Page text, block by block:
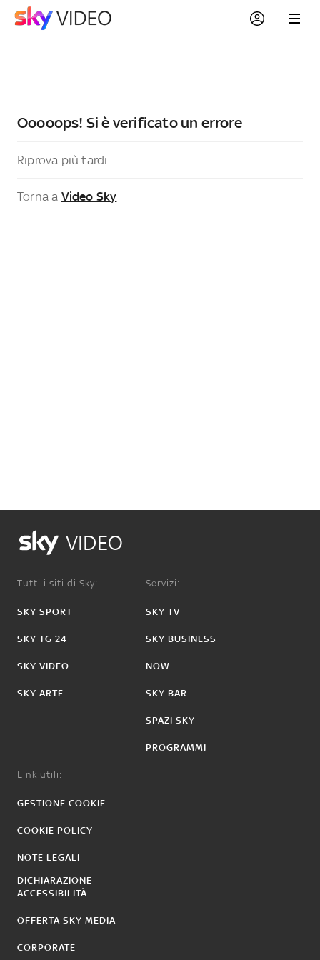
Ooooops! Si è verificato un errore
Riprova più tardi
Torna a Video Sky
VIDEO
Tutti i siti di Sky:
SKY SPORT
SKY TG 24
SKY VIDEO
SKY ARTE
Servizi:
SKY TV
SKY BUSINESS
NOW
SKY BAR
SPAZI SKY
PROGRAMMI
Link utili:
GESTIONE COOKIE
COOKIE POLICY
NOTE LEGALI
DICHIARAZIONE
ACCESSIBILITÀ
OFFERTA SKY MEDIA
CORPORATE